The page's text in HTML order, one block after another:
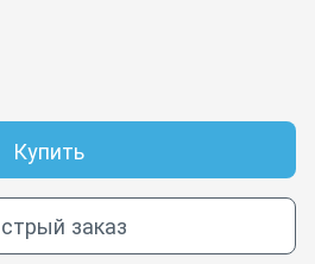
Купить
заказ